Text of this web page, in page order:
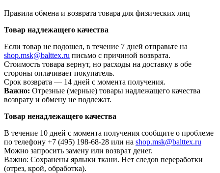
Правила обмена и возврата товара для физических лиц
Товар надлежащего качества
Если товар не подошел, в течение 7 дней отправьте на
shop.msk@balttex.ru письмо с причиной возврата.
Стоимость товара вернут, но расходы на доставку в обе
стороны оплачивает покупатель.
Срок возврата — 14 дней с момента получения.
Важно: Отрезные (мерные) товары надлежащего качества
возврату и обмену не подлежат.
Товар ненадлежащего качества
В течение 10 дней с момента получения сообщите о проблеме
по телефону +7 (495) 198-68-28 или на shop.msk@balttex.ru
Можно запросить замену или возврат денег.
Важно: Сохранены ярлыки ткани. Нет следов переработки
(отрез, крой, обработка).